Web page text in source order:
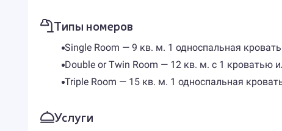
Типы номеров
Single Room — 9 кв. м. 1 односпальная кровать
Double or Twin Room — 12 кв. м. с 1 кроватью
Triple Room — 15 кв. м. 1 односпальная
Услуги